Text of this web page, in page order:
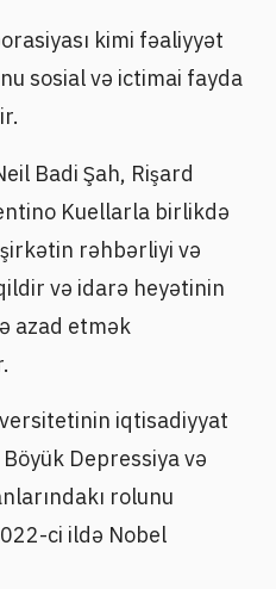
kimi fəaliyyət
sosial və ictimai fayda
Badi Şah, Rişard
Kuellarla birlikdə
rəhbərliyi və
və idarə heyətinin
azad etmək
iqtisadiyyat
Depressiya və
rolunu
ci ildə Nobel